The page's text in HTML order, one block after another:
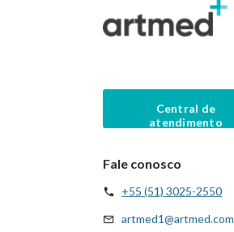
Central de
atendimento
Fale conosco
+55 (51) 3025-2550
artmed1@artmed.com